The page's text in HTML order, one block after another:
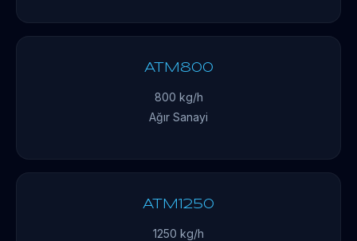
ATM800
800 kg/h
Ağır Sanayi
ATM1250
1250 kg/h